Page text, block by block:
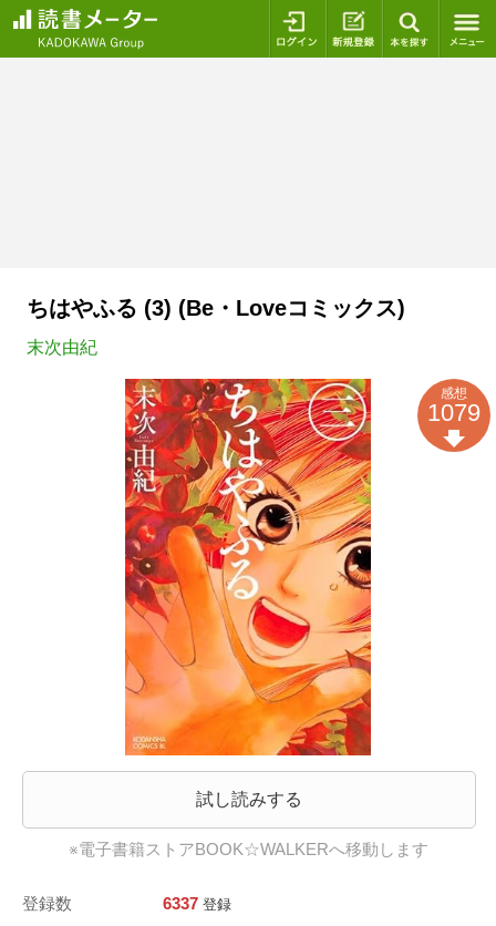
ログイン 新規登録
ちはやふる (3) (Be・Loveコミックス)
末次由紀
試し読みする
※電子書籍ストアBOOK☆WALKERへ移動します
登録数 6337 登録
感想
1079